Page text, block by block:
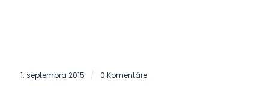
1. septembra 2015 / 0 Komentáre